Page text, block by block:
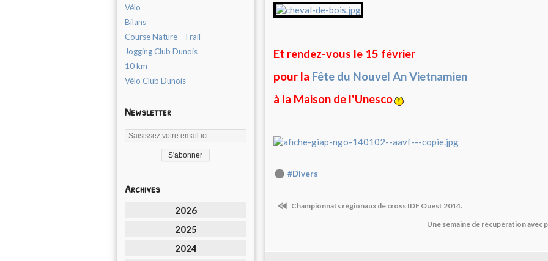
Vélo
Bilans
Course Nature - Trail
Jogging Club Dunois
10 km
Vélo Club Dunois
Newsletter
Archives
2026
2025
2024
Et rendez-vous le 15 février
pour la Fête du Nouvel An Vietnamien
à la Maison de l'Unesco
#Divers
Championnats régionaux de cross IDF Ouest 2014.
Une semaine de récupération avec